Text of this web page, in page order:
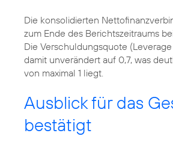
Die konsolidierten
zum Ende des Berichtszeitraums
Die Verschuldungsquote
damit unverändert auf 0,7, was
von maximal 1 liegt.
Ausblick für das
bestätigt